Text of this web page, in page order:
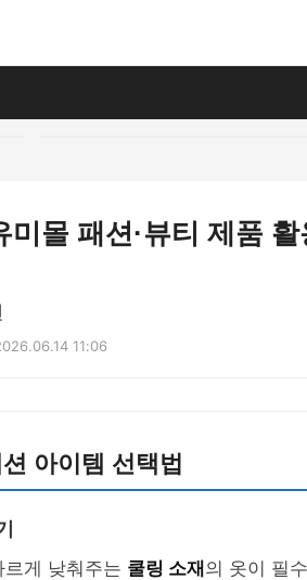
몰 패션·뷰티 제품 활
11:06
아이템 선택법
게 낮춰주는 쿨링 소재 의 옷이 필